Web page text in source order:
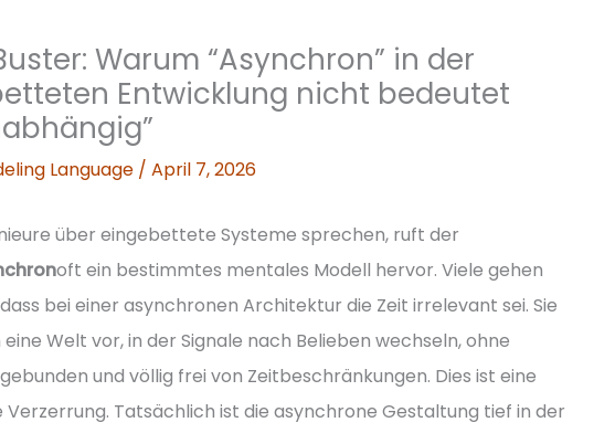
Warum “Asynchron” in der
Entwicklung nicht bedeutet
Language/ April 7, 2026
über eingebettete Systeme sprechen, ruft der
oft ein bestimmtes mentales Modell hervor. Viele gehen
bei einer asynchronen Architektur die Zeit irrelevant sei. Sie
Welt vor, in der Signale nach Belieben wechseln, ohne
und völlig frei von Zeitbeschränkungen. Dies ist eine
Tatsächlich ist die asynchrone Gestaltung tief in der